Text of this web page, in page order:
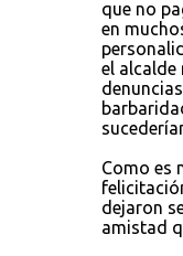
que no
en
el alcalde
Como es
dejaron
amistad